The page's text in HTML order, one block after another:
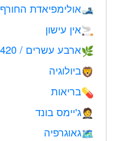
🎿אולימפיאדת החורף
🚬אין עישון
🌿ארבע עשרים / 420
🦁ביולוגיה
💊בריאות
🤵ג'יימס בונד
🗺גאוגרפיה